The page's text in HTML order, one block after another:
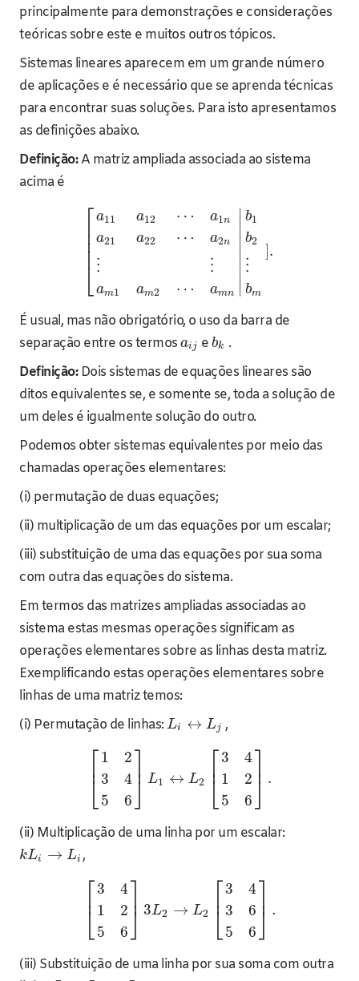
principalmente para demonstrações e considerações
teóricas sobre este e muitos outros tópicos.
Sistemas lineares aparecem em um grande número
de aplicações e é necessário que se aprenda técnicas
para encontrar suas soluções. Para isto apresentamos
as definições abaixo.
Definição:A matriz ampliada associada ao sistema
acima é
⎡
⎣
⎢⎢⎢⎢
a11
a21
⋮
am1
a12
a22
am2
⋯
⋯
⋯
a1n
a2n
⋮
amn ∣
∣
∣
∣
b1
b2
⋮
bm
.
É usual, mas não obrigatório, o uso da barra de
separação entre os termos aij e bk .
Definição: Dois sistemas de equações lineares são
ditos equivalentes se, e somente se, toda a solução de
um deles é igualmente solução do outro.
Podemos obter sistemas equivalentes por meio das
chamadas operações elementares:
(i) permutação de duas equações;
(ii) multiplicação de um das equações por um escalar;
(iii) substituição de uma das equações por sua soma
com outra das equações do sistema.
Em termos das matrizes ampliadas associadas ao
sistema estas mesmas operações significam as
operações elementares sobre as linhas desta matriz.
Exemplificando estas operações elementares sobre
linhas de uma matriz temos:
(i) Permutação de linhas: Li ↔ Lj ,
⎡
⎣
⎢ 1
3
5
2
4
6
⎤
⎦⎥ L1 ↔ L2 ⎡
⎣
⎢ 3
1
5
4
2
6
⎤
⎦⎥ .
(ii) Multiplicação de uma linha por um escalar:
kLi → Li ,
⎡
⎣
⎢ 3
1
5
4
2
6
⎤
⎦⎥ 3L2 → L2 ⎡
⎣
⎢ 3
3
5
4
6
6
⎤
⎦⎥ .
(iii) Substituição de uma linha por sua soma com outra